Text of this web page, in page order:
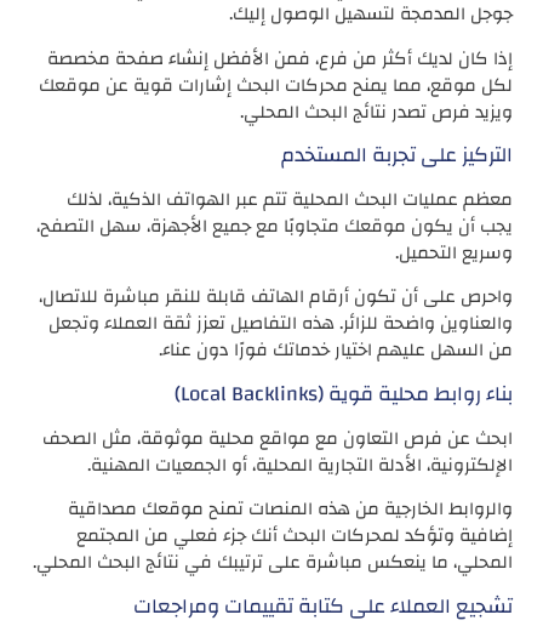
جوجل المدمجة لتسهيل الوصول إليك.
إذا كان لديك أكثر من فرع، فمن الأفضل إنشاء صفحة مخصصة
لكل موقع، مما يمنح محركات البحث إشارات قوية عن موقعك
ويزيد فرص تصدر نتائج البحث المحلي.
التركيز على تجربة المستخدم
معظم عمليات البحث المحلية تتم عبر الهواتف الذكية، لذلك
يجب أن يكون موقعك متجاوبًا مع جميع الأجهزة، سهل التصفح،
وسريع التحميل.
واحرص على أن تكون أرقام الهاتف قابلة للنقر مباشرة للاتصال،
والعناوين واضحة للزائر. هذه التفاصيل تعزز ثقة العملاء وتجعل
من السهل عليهم اختيار خدماتك فورًا دون عناء.
بناء روابط محلية قوية (Local Backlinks)
ابحث عن فرص التعاون مع مواقع محلية موثوقة، مثل الصحف
الإلكترونية، الأدلة التجارية المحلية، أو الجمعيات المهنية.
والروابط الخارجية من هذه المنصات تمنح موقعك مصداقية
إضافية وتؤكد لمحركات البحث أنك جزء فعلي من المجتمع
المحلي، ما ينعكس مباشرة على ترتيبك في نتائج البحث المحلي.
تشجيع العملاء على كتابة تقييمات ومراجعات